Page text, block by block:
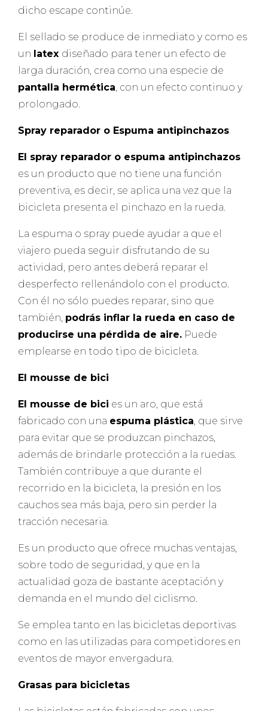
dicho escape continúe.
El sellado se produce de inmediato y como es
un latex diseñado para tener un efecto de
larga duración, crea como una especie de
pantalla hermética, con un efecto continuo y
prolongado.
Spray reparador o Espuma antipinchazos
El spray reparador o espuma antipinchazos
es un producto que no tiene una función
preventiva, es decir, se aplica una vez que la
bicicleta presenta el pinchazo en la rueda.
La espuma o spray puede ayudar a que el
viajero pueda seguir disfrutando de su
actividad, pero antes deberá reparar el
desperfecto rellenándolo con el producto.
Con él no sólo puedes reparar, sino que
también, podrás inflar la rueda en caso de
producirse una pérdida de aire.Puede
emplearse en todo tipo de bicicleta.
El mousse de bici
El mousse de bici es un aro, que está
fabricado con una espuma plástica, que sirve
para evitar que se produzcan pinchazos,
además de brindarle protección a la ruedas.
También contribuye a que durante el
recorrido en la bicicleta, la presión en los
cauchos sea más baja, pero sin perder la
tracción necesaria.
Es un producto que ofrece muchas ventajas,
sobre todo de seguridad, y que en la
actualidad goza de bastante aceptación y
demanda en el mundo del ciclismo.
Se emplea tanto en las bicicletas deportivas
como en las utilizadas para competidores en
eventos de mayor envergadura.
Grasas para bicicletas